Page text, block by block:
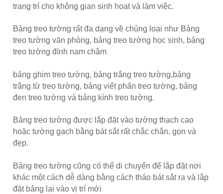
trang trí cho không gian sinh hoạt và làm việc.
Bảng treo tường rất đa dạng về chủng loại như Bảng
treo tường văn phòng, bảng treo tường học sinh, bảng
treo tường đính nam châm
bảng ghim treo tường, bảng trắng treo tường,bảng
trắng từ treo tường, bảng viết phấn treo tường, bảng
đen treo tường và bảng kính treo tường.
Bảng treo tường được lắp đặt vào tường thạch cao
hoặc tường gạch bằng bát sắt rất chắc chắn, gọn và
đẹp.
Bảng treo tường cũng có thể di chuyển để lắp đặt nơi
khác một cách dễ dàng bằng cách tháo bát sắt ra và lắp
đặt bảng lại vào vị trí mới